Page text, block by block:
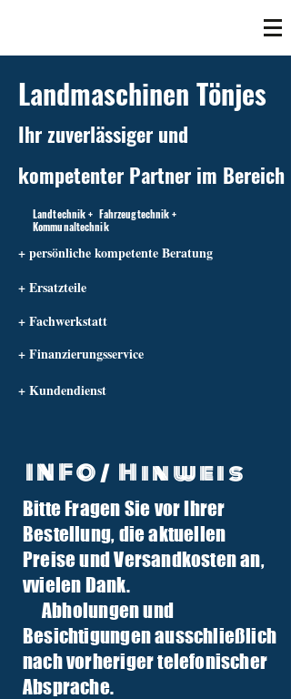
Landmaschinen Tönjes
Ihr zuverlässiger und
kompetenter Partner im Bereich
Landtechnik + Fahrzeugtechnik +
Kommunaltechnik
+ persönliche kompetente Beratung
+ Ersatzteile
+ Fachwerkstatt
+ Finanzierungsservice
+ Kundendienst
info@tuber-traktor.de
+49 (0) 4406-9568797
INFO/ Hinweis
Bitte Fragen Sie vor Ihrer
Bestellung, die aktuellen
Preise und Versandkosten an,
vvielen Dank.
Abholungen und
Besichtigungen ausschließlich
nach vorheriger telefonischer
Absprache.